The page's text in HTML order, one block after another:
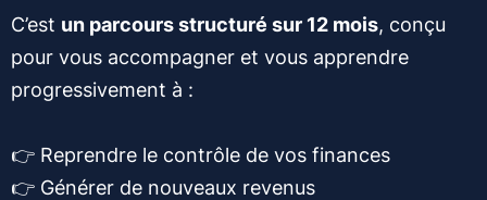
C’est un parcours structuré sur 12 mois, conçu
pour vous accompagner et vous apprendre
progressivement à :
👉 Reprendre le contrôle de vos finances
👉 Générer de nouveaux revenus